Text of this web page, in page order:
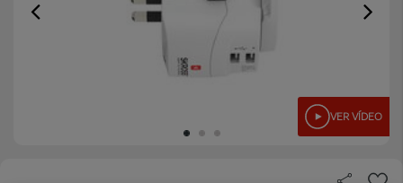
Previous
VER VÍDEO